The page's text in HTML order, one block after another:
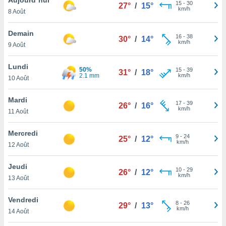
et
»,
au
vous
qu'ils
ou
le
ainsi
un
la
du
8 Août
27° / 15° 15- 30
km/h
Demain
9 Août
30° / 14° 16- 38
km/h
Lundi
10 Août
50%
2.1 mm
31° / 18° 15- 39
km/h
Mardi
11 Août
26° / 16° 17- 39
km/h
Mercredi
12 Août
25° / 12° 9- 24
km/h
Jeudi
13 Août
26° / 12° 10- 29
km/h
Vendredi
14 Août
29° / 13° 8- 26
km/h